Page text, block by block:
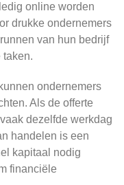
online worden
drukke ondernemers
van hun bedrijf
taken.
ondernemers
Als de offerte
dezelfde werkdag
handelen is een
kapitaal nodig
financiële